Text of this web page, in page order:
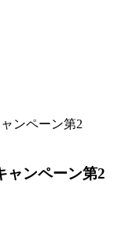
ンペーン第2
ャンペーン第2